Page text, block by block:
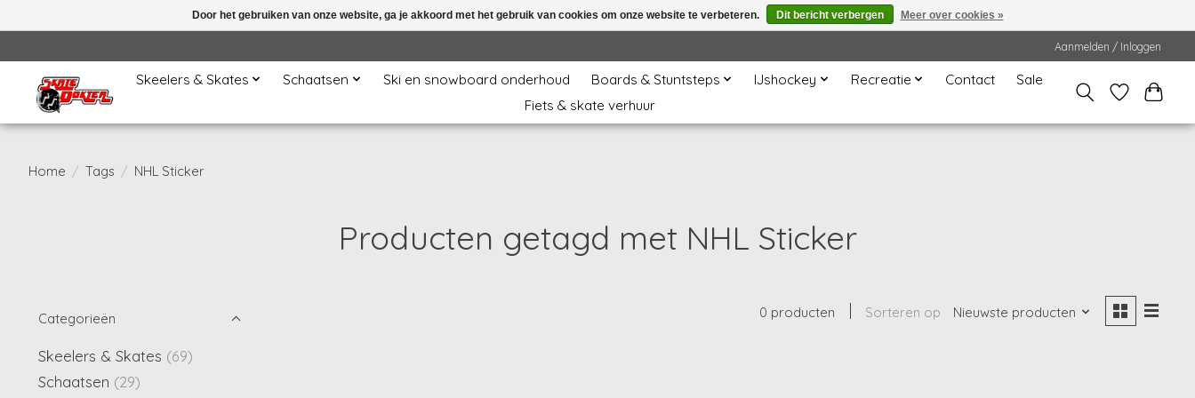
Aanmelden / Inloggen
Skeelers & Skates Schaatsen Ski en snowboard onderhoud Boards & Stuntsteps IJshockey Recreatie Contact
Sale
Fiets & skate verhuur
Home / Tags / NHL Sticker
Producten getagd met NHL Sticker
Categorieën
Skeelers & Skates (69)
Schaatsen (29)
0 producten Sorteren op Nieuwste producten
Door het gebruiken van onze website, ga je akkoord met het gebruik van cookies om onze website te verbeteren. Dit bericht verbergen Meer over cookies »